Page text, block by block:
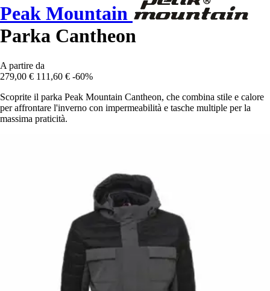
Peak Mountain
Parka Cantheon
A partire da
279,00 € 111,60 € -60%
Scoprite il parka Peak Mountain Cantheon, che combina stile e calore
per affrontare l'inverno con impermeabilità e tasche multiple per la
massima praticità.